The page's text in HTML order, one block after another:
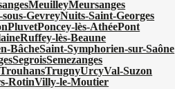
MeuilleyMeursanges
GevreyNuits-Saint-Georges
PluvetPoncey-lès-AthéePont
Ruffey-lès-Beaune
BâcheSaint-Symphorien-sur-Saône
SegroisSemezanges
TrouhansTrugnyUrcyVal-Suzon
RotinVilly-le-Moutier